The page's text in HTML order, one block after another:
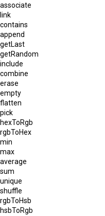
associate
link
contains
append
getLast
getRandom
include
combine
erase
empty
flatten
pick
hexToRgb
rgbToHex
min
max
average
sum
unique
shuffle
rgbToHsb
hsbToRgb